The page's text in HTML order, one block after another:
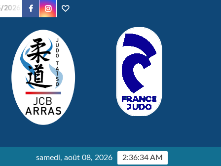
Soirée Judo – 24/01/2026
FacebookInstagram
TikTok
2:36:35 AM
samedi, août 08, 2026